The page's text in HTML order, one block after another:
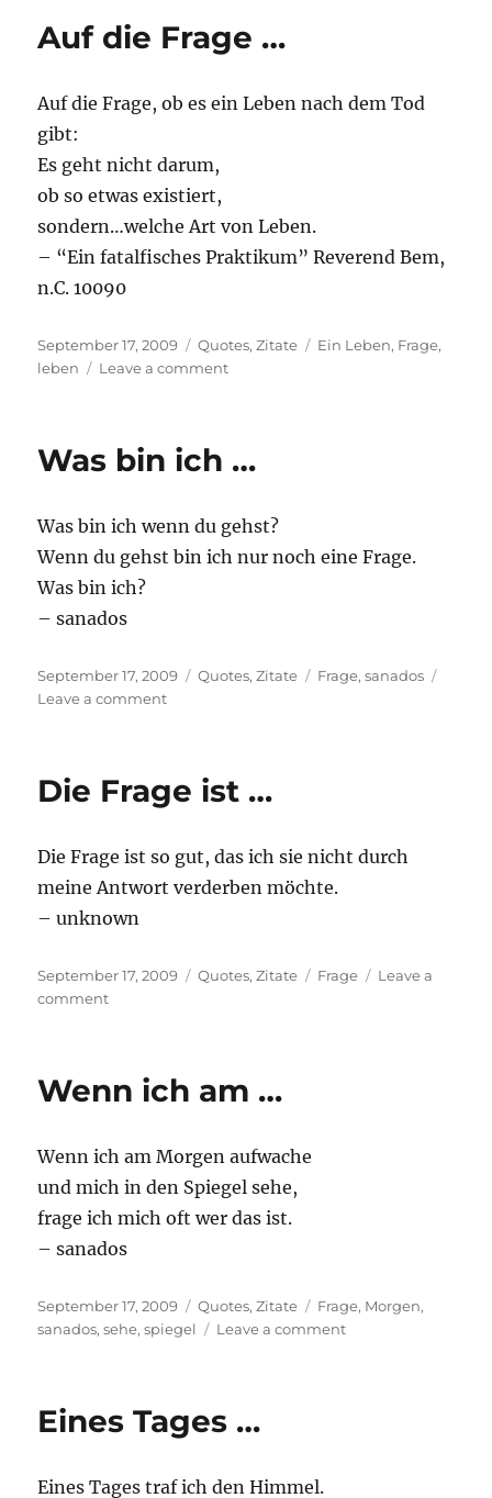
…
Auf die Frage …
Auf die Frage, ob es ein Leben nach dem Tod
gibt:
Es geht nicht darum,
ob so etwas existiert,
sondern…welche Art von Leben.
– “Ein fatalfisches Praktikum” Reverend Bem,
n.C. 10090
Posted
on
September 17, 2009 Categories
Quotes,Zitate Tags
Ein Leben, Frage,
leben
Leave a commenton
Was bin ich …
Was bin ich wenn du gehst?
Wenn du gehst bin ich nur noch eine Frage.
Was bin ich?
– sanados
Posted
on
September 17, 2009 Categories
Quotes,Zitate Tags
Frage,sanados
Leave a commenton
…
Die Frage ist …
Die Frage ist so gut, das ich sie nicht durch
meine Antwort verderben möchte.
– unknown
Posted
on
September 17, 2009 Categories
Quotes,Zitate Tags
Frage
Leave a
commenton
…
Wenn ich am …
Wenn ich am Morgen aufwache
und mich in den Spiegel sehe,
frage ich mich oft wer das ist.
– sanados
Posted
on
September 17, 2009 Categories
Quotes,Zitate Tags
Frage, Morgen,
sanados,sehe,spiegel Leave a commenton
Eines Tages …
Eines Tages traf ich den Himmel.